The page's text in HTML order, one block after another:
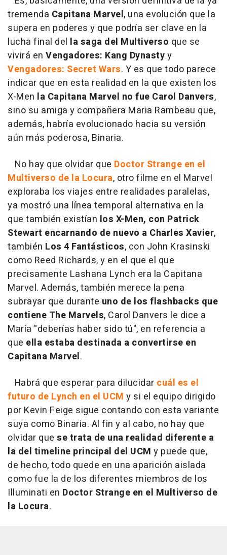
tremenda Capitana Marvel, una evolución que la
supera en poderes y que podría ser clave en la
lucha final del la saga del Multiverso que se
vivirá en Vengadores: Kang Dynastyy
Vengadores: Secret Wars. Y es que todo parece
indicar que en esta realidad en la que existen los
X-Men la Capitana Marvel no fue Carol Danvers,
sino su amiga y compañera Maria Rambeau que,
además, habría evolucionado hacia su versión
aún más poderosa, Binaria.
No hay que olvidar que Doctor Strange en el
Multiverso de la Locura, otro filme en el Marvel
exploraba los viajes entre realidades paralelas,
ya mostró una línea temporal alternativa en la
que también existían los X-Men, con Patrick
Stewart encarnando de nuevo a Charles Xavier,
también Los 4 Fantásticos, con John Krasinski
como Reed Richards, y en el que el que
precisamente Lashana Lynch era la Capitana
Marvel. Además, también merece la pena
subrayar que durante uno de los flashbacks que
contiene The Marvels, Carol Danvers le dice a
María "deberías haber sido tú", en referencia a
que ella estaba destinada a convertirse en
Capitana Marvel.
Habrá que esperar para dilucidar cuál es el
futuro de Lynch en el UCM y si el equipo dirigido
por Kevin Feige sigue contando con esta variante
suya como Binaria. Al fin y al cabo, no hay que
olvidar que se trata de una realidad diferente a
la del timeline principal del UCM y puede que,
de hecho, todo quede en una aparición aislada
como fue la de los diferentes miembros de los
Illuminati en Doctor Strange en el Multiverso de
la Locura.